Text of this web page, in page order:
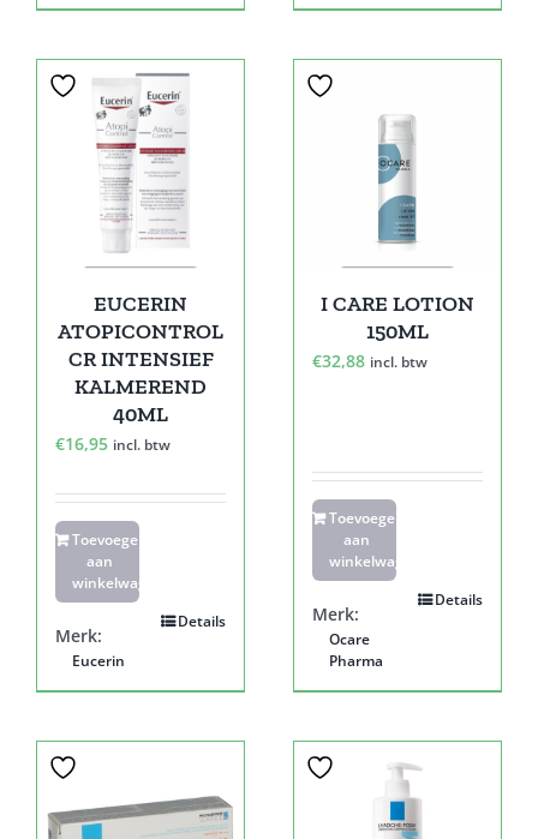
EUCERIN
ATOPICONTROL
CR INTENSIEF
KALMEREND
40ML
€16,95 incl. btw
Toevoegen
aan
winkelwagen
Details
Merk:
Eucerin
I CARE LOTION
150ML
€32,88 incl. btw
Toevoegen
aan
winkelwagen
Details
Merk:
Ocare
Pharma